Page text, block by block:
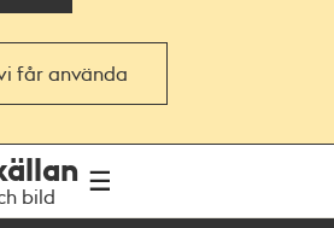
får använda
bild